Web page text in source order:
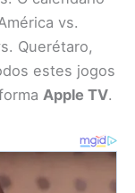
vs.
Querétaro,
estes jogos
Apple TV.